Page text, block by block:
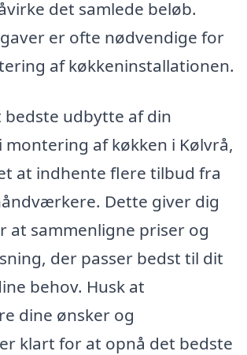
det samlede beløb.
er ofte nødvendige for
af køkkeninstallationen.
bedste udbytte af din
montering af køkken i Kølvrå,
at indhente flere tilbud fra
Dette giver dig
at sammenligne priser og
der passer bedst til dit
behov. Husk at
dine ønsker og
klart for at opnå det bedste